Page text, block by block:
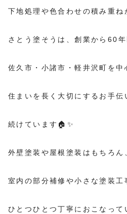
下地処理や色合わせの積み重ね
さとう塗そうは、創業から60年
佐久市・小諸市・軽井沢町を中
住まいを長く大切にするお手伝
続けています🏠✨
外壁塗装や屋根塗装はもちろん
室内の部分補修や小さな塗装工
ひとつひとつ丁寧におこなって